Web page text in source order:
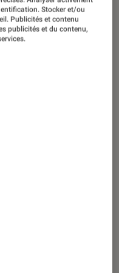
de son
Stocker et/ou
Publicités et contenu
publicités et du contenu,